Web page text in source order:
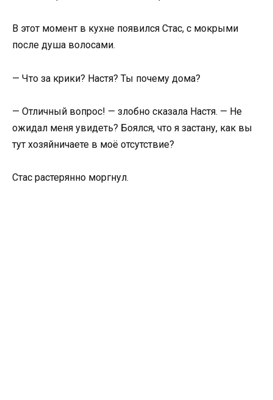
В этот момент в кухне появился Стас, с мокрыми
после душа волосами.
— Что за крики? Настя? Ты почему дома?
— Отличный вопрос! — злобно сказала Настя. — Не
ожидал меня увидеть? Боялся, что я застану, как вы
тут хозяйничаете в моё отсутствие?
Стас растерянно моргнул.